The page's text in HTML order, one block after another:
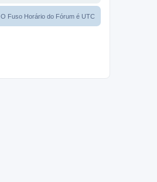
O Fuso Horário do Fórum é UTC